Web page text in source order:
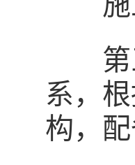
第三
系，
构，